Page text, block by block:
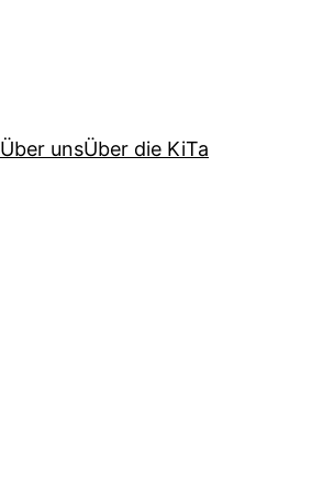
Über unsÜber die KiTa